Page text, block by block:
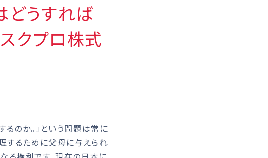
うすれば
クプロ株式
のか。」という問題は常に
するために父母に与えられ